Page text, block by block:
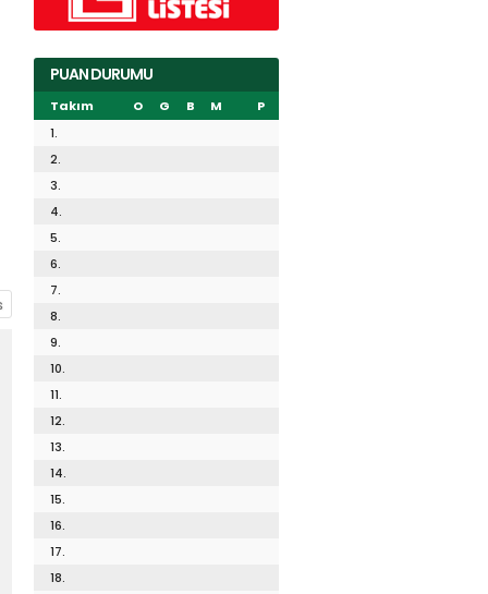
PUAN DURUMU
Takım O G B M
P
1.
2.
3.
4.
5.
6.
7.
8.
9.
10.
11.
12.
13.
14.
15.
16.
17.
18.